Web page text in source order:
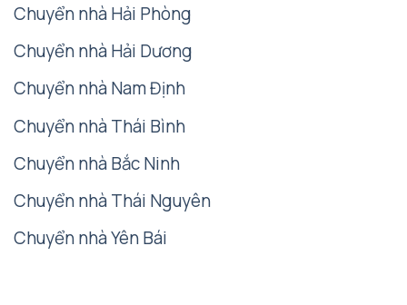
Chuyển nhà Hải Phòng
Chuyển nhà Hải Dương
Chuyển nhà Nam Định
Chuyển nhà Thái Bình
Chuyển nhà Bắc Ninh
Chuyển nhà Thái Nguyên
Chuyển nhà Yên Bái